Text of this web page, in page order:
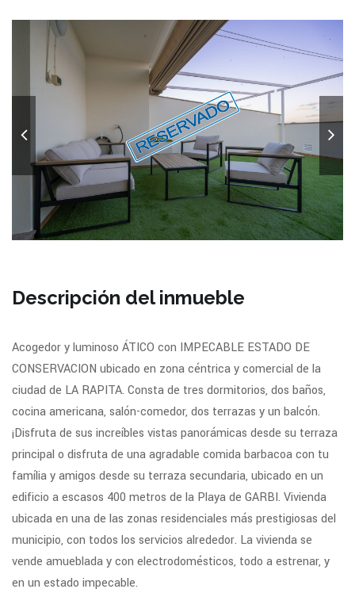
Descripción del inmueble
Acogedor y luminoso ÁTICO con IMPECABLE ESTADO DE
CONSERVACION ubicado en zona céntrica y comercial de la
ciudad de LA RAPITA. Consta de tres dormitorios, dos baños,
cocina americana, salón-comedor, dos terrazas y un balcón.
¡Disfruta de sus increíbles vistas panorámicas desde su terraza
principal o disfruta de una agradable comida barbacoa con tu
família y amigos desde su terraza secundaria, ubicado en un
edificio a escasos 400 metros de la Playa de GARBI. Vivienda
ubicada en una de las zonas residenciales más prestigiosas del
municipio, con todos los servicios alrededor. La vivienda se
vende amueblada y con electrodomésticos, todo a estrenar, y
en un estado impecable.